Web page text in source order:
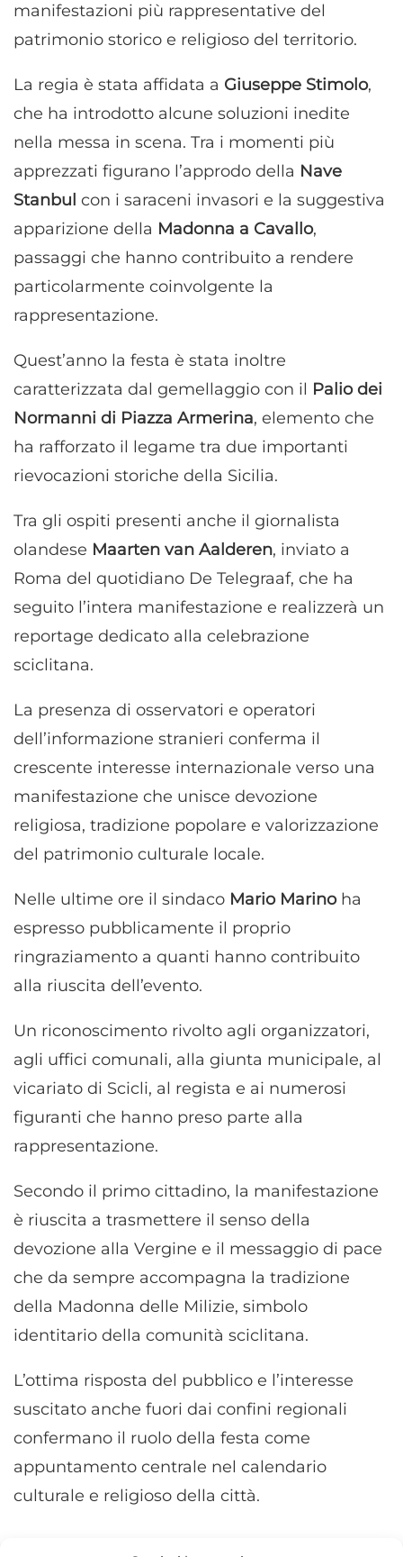
manifestazioni più rappresentative del
patrimonio storico e religioso del territorio.
La regia è stata affidata a Giuseppe Stimolo,
che ha introdotto alcune soluzioni inedite
nella messa in scena. Tra i momenti più
apprezzati figurano l’approdo della Nave
Stanbul con i saraceni invasori e la suggestiva
apparizione della Madonna a Cavallo,
passaggi che hanno contribuito a rendere
particolarmente coinvolgente la
rappresentazione.
Quest’anno la festa è stata inoltre
caratterizzata dal gemellaggio con il Palio dei
Normanni di Piazza Armerina, elemento che
ha rafforzato il legame tra due importanti
rievocazioni storiche della Sicilia.
Tra gli ospiti presenti anche il giornalista
olandese Maarten van Aalderen, inviato a
Roma del quotidiano De Telegraaf, che ha
seguito l’intera manifestazione e realizzerà un
reportage dedicato alla celebrazione
sciclitana.
La presenza di osservatori e operatori
dell’informazione stranieri conferma il
crescente interesse internazionale verso una
manifestazione che unisce devozione
religiosa, tradizione popolare e valorizzazione
del patrimonio culturale locale.
Nelle ultime ore il sindaco Mario Marinoha
espresso pubblicamente il proprio
ringraziamento a quanti hanno contribuito
alla riuscita dell’evento.
Un riconoscimento rivolto agli organizzatori,
agli uffici comunali, alla giunta municipale, al
vicariato di Scicli, al regista e ai numerosi
figuranti che hanno preso parte alla
rappresentazione.
Secondo il primo cittadino, la manifestazione
è riuscita a trasmettere il senso della
devozione alla Vergine e il messaggio di pace
che da sempre accompagna la tradizione
della Madonna delle Milizie, simbolo
identitario della comunità sciclitana.
L’ottima risposta del pubblico e l’interesse
suscitato anche fuori dai confini regionali
confermano il ruolo della festa come
appuntamento centrale nel calendario
culturale e religioso della città.